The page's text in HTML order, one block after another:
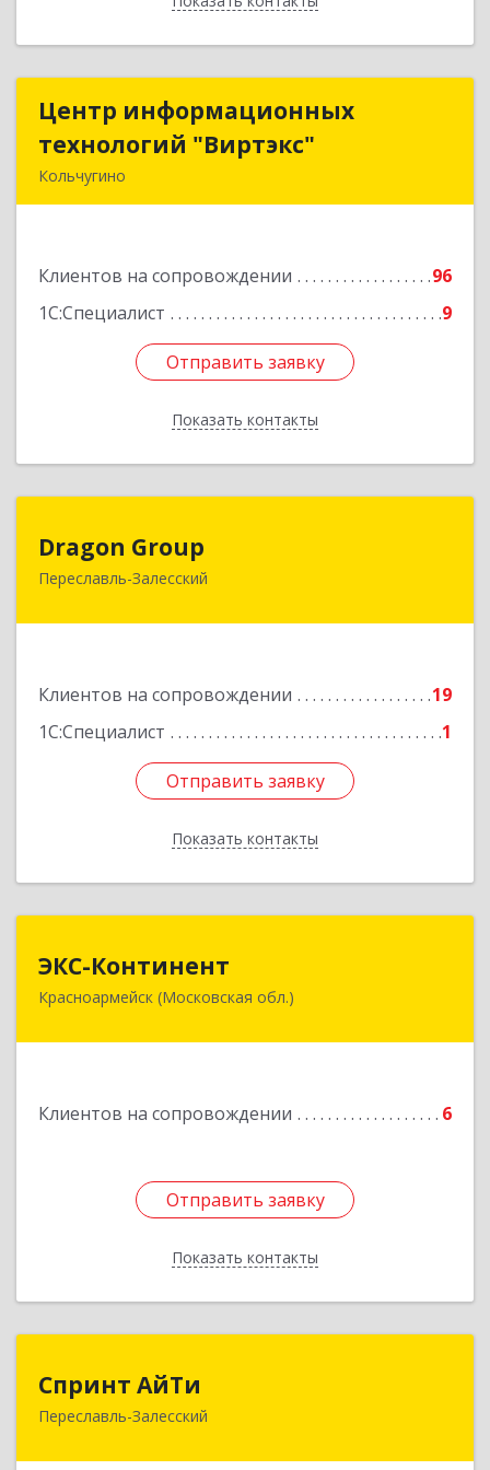
Центр информационных
технологий "Виртэкс"
Кольчугино
Клиентов на сопровождении
96
1С:Специалист
9
Отправить заявку
Показать контакты
Центр информационных
технологий "Виртэкс"
Подробнее
Отправить заявку
Назад
Dragon Group
Переславль-Залесский
Клиентов на сопровождении
19
1С:Специалист
1
Отправить заявку
Показать контакты
152020, Ярославская обл, Переславль-
Отправить заявку
Назад
ЭКС-Континент
Красноармейск (Московская обл.)
Клиентов на сопровождении 6
Отправить заявку
Показать контакты
141292, Московская область, Красноармейск,
Отправить заявку
Назад
Спринт АйТи
Переславль-Залесский152025, Ярославская обл, Переславль-